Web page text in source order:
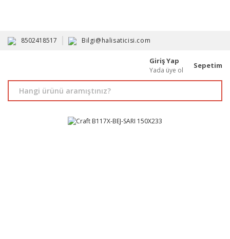
8502418517 Bilgi@halisaticisi.com
Giriş Yap
Yada üye ol
Sepetim